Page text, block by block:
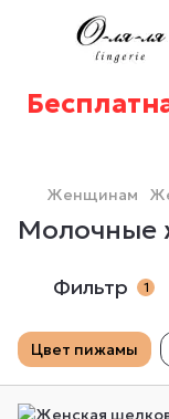
Женщинам
Молочные
Фильтр 1
Цвет пижамы